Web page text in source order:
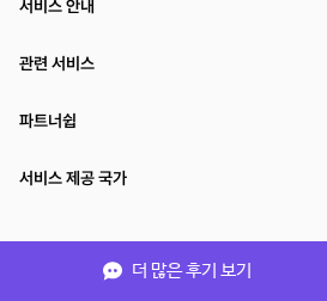
더 많은 후기 보기
서비스 안내
관련 서비스
파트너쉽
서비스 제공 국가
(주)NSPACE 사업자정보